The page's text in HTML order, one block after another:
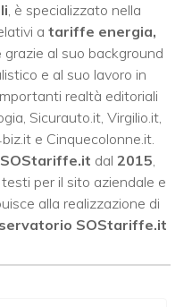
, è specializzato nella
a tariffe energia,
grazie al suo background
e al suo lavoro in
realtà editoriali
, Sicurauto.it, Virgilio.it,
e Cinquecolonne.it.
SOStariffe.it dal 2015,
per il sito aziendale e
alla realizzazione di
SOStariffe.it